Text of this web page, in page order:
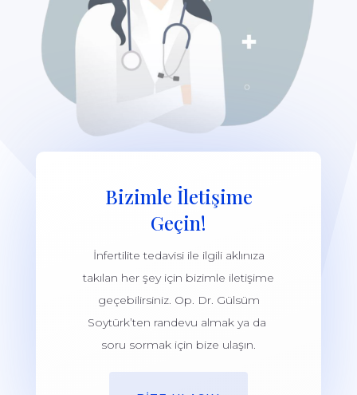
Bizimle İletişime
Geçin!
İnfertilite tedavisi ile ilgili aklınıza
takılan her şey için bizimle iletişime
geçebilirsiniz. Op. Dr. Gülsüm
Soytürk’ten randevu almak ya da
soru sormak için bize ulaşın.